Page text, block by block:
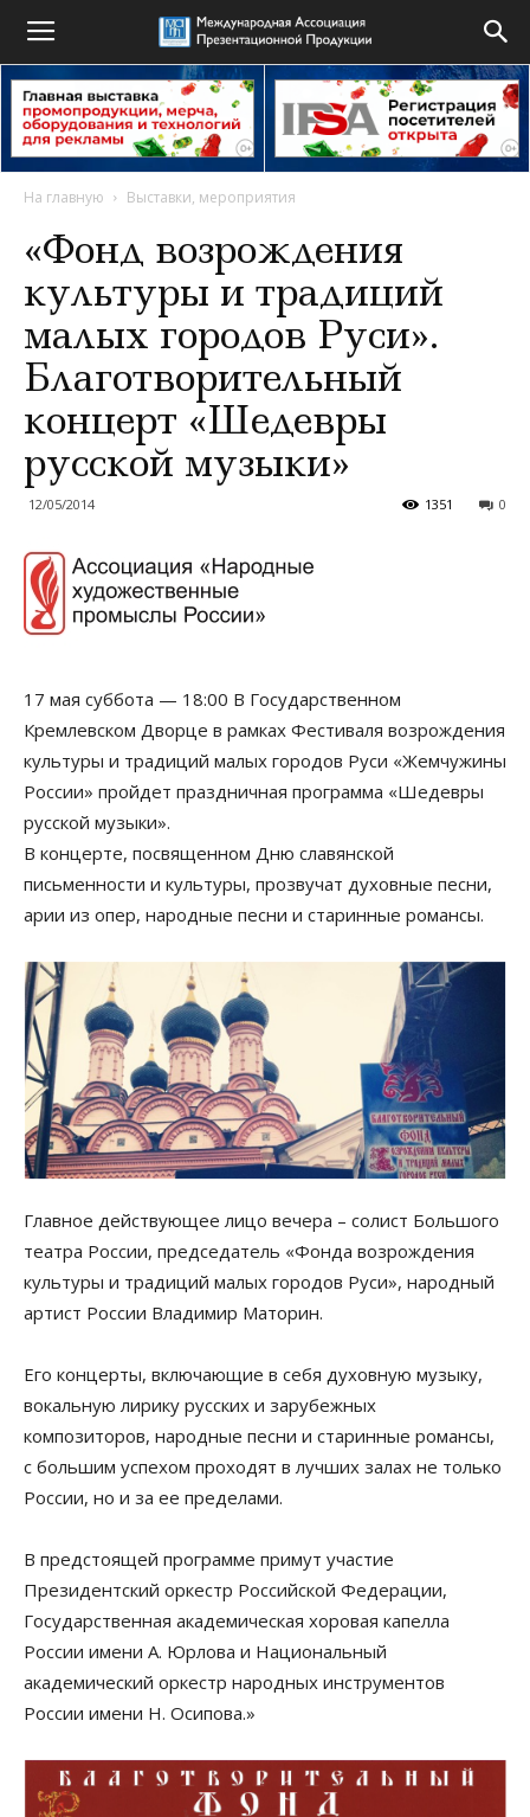
На главную Выставки, мероприятия
«Фонд возрождения
культуры и традиций
малых городов Руси».
Благотворительный
концерт «Шедевры
русской музыки»
12/05/2014 0
1351
17 мая суббота — 18:00 В Государственном
Кремлевском Дворце в рамках Фестиваля возрождения
культуры и традиций малых городов Руси «Жемчужины
России» пройдет праздничная программа «Шедевры
русской музыки».
В концерте, посвященном Дню славянской
письменности и культуры, прозвучат духовные песни,
арии из опер, народные песни и старинные романсы.
Главное действующее лицо вечера – солист Большого
театра России, председатель «Фонда возрождения
культуры и традиций малых городов Руси», народный
артист России Владимир Маторин.
Его концерты, включающие в себя духовную музыку,
вокальную лирику русских и зарубежных
композиторов, народные песни и старинные романсы,
с большим успехом проходят в лучших залах не только
России, но и за ее пределами.
В предстоящей программе примут участие
Президентский оркестр Российской Федерации,
Государственная академическая хоровая капелла
России имени А. Юрлова и Национальный
академический оркестр народных инструментов
России имени Н. Осипова.»